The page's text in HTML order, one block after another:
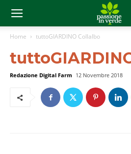
Home tuttoGIARDINO Collalbo
Redazione Digital Farm 12 Novembre 2018